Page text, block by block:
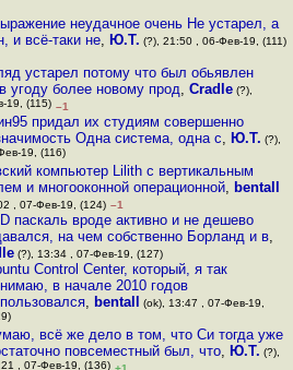
неудачное очень Не устарел, а
и всё-таки не, Ю.Т. (?), 21:50 , 06-Фев-19, (111)
устарел потому что был обьявлен
угоду более новому прод, Cradle(?),
19, (115) –1
придал их студиям совершенно
Одна система, одна с, Ю.Т. (?),
19, (116)
компьютер Lilith с вертикальным
и многооконной операционной, bentall
, 07-Фев-19, (124) –1
паскаль вроде активно и не дешево
на чем собственно Борланд и в,
(?), 13:34 , 07-Фев-19, (127)
Control Center, который, я так
в начале 2010 годов
, bentall (ok), 13:47 , 07-Фев-19,
всё же дело в том, что Си тогда уже
повсеместный был, что, Ю.Т. (?),